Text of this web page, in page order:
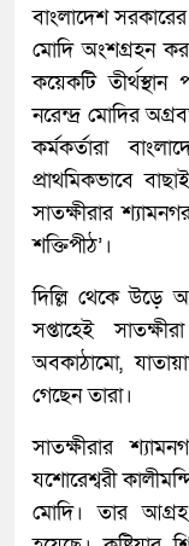
বাংলাদেশ সরকারের
মোদি অংশগ্রহন
কয়েকটি
নরেন্দ্র মোদির
কর্মকর্তারা
প্রাথমিকভাবে
সাতক্ষীরার
শক্তিপীঠ’।
দিল্লি থেকে উড়ে
সপ্তাহেই
অবকাঠামো,
গেছেন তারা।
সাতক্ষীরার
যশোরেশ্বরী
মোদি। তার